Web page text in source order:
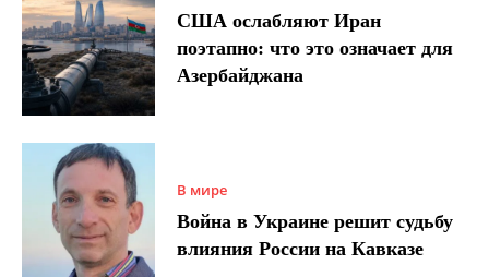
США ослабляют Иран
поэтапно: что это означает для
Азербайджана
В мире
Война в Украине решит судьбу
влияния России на Кавказе